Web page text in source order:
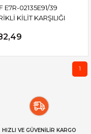
E7R-02135E91/39
KİLİT KARŞILIĞI
1
HIZLI VE GÜVENİLİR KARGO